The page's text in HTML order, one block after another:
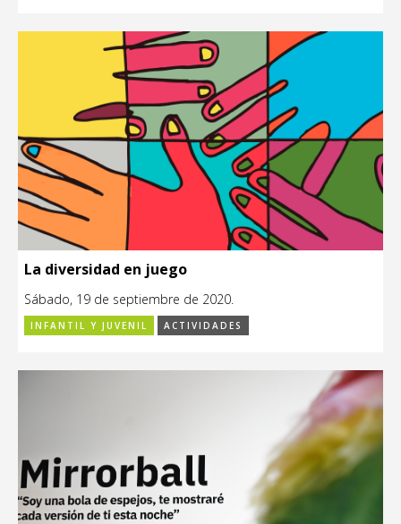
La diversidad en juego
Sábado, 19 de septiembre de 2020.
INFANTIL Y JUVENIL ACTIVIDADES